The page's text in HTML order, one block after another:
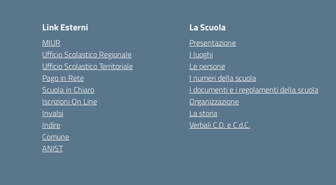
Link Esterni
MIUR
Ufficio Scolastico Regionale
Ufficio Scolastico Territoriale
Pago in Rete
Scuola in Chiaro
Iscrizioni On Line
Invalsi
Indire
Comune
ANIST
La Scuola
Presentazione
I luoghi
Le persone
I numeri della scuola
I documenti e i regolamenti della scuola
Organizzazione
La storia
Verbali C.D. e C.d.C.